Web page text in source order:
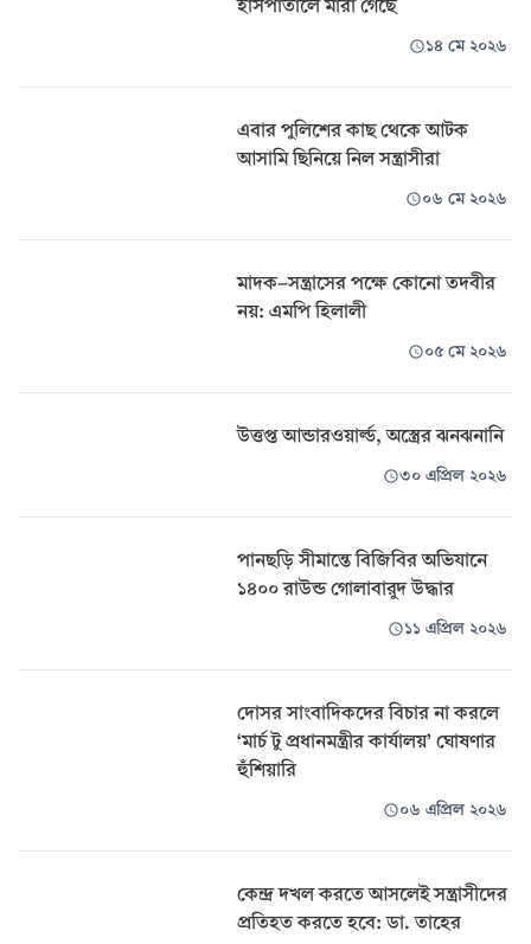
হাসপাতালে মারা গেছে
১৪ মে ২০২৬
এবার পুলিশের কাছ থেকে আটক
আসামি ছিনিয়ে নিল সন্ত্রাসীরা
০৬ মে ২০২৬
মাদক-সন্ত্রাসের পক্ষে কোনো তদবীর
নয়: এমপি হিলালী
০৫ মে ২০২৬
উত্তপ্ত আন্ডারওয়ার্ল্ড, অস্ত্রের ঝনঝনানি
৩০ এপ্রিল ২০২৬
পানছড়ি সীমান্তে বিজিবির অভিযানে
১৪০০ রাউন্ড গোলাবারুদ উদ্ধার
১১ এপ্রিল ২০২৬
দোসর সাংবাদিকদের বিচার না করলে
‘মার্চ টু প্রধানমন্ত্রীর কার্যালয়’ ঘোষণার
হুঁশিয়ারি
০৬ এপ্রিল ২০২৬
কেন্দ্র দখল করতে আসলেই সন্ত্রাসীদের
প্রতিহত করতে হবে: ডা. তাহের